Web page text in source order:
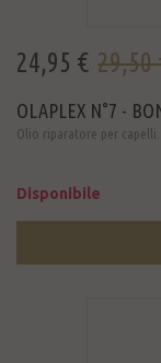
24,95 € 29,50
OLAPLEX N°7 -
Olio riparatore per
Disponibile